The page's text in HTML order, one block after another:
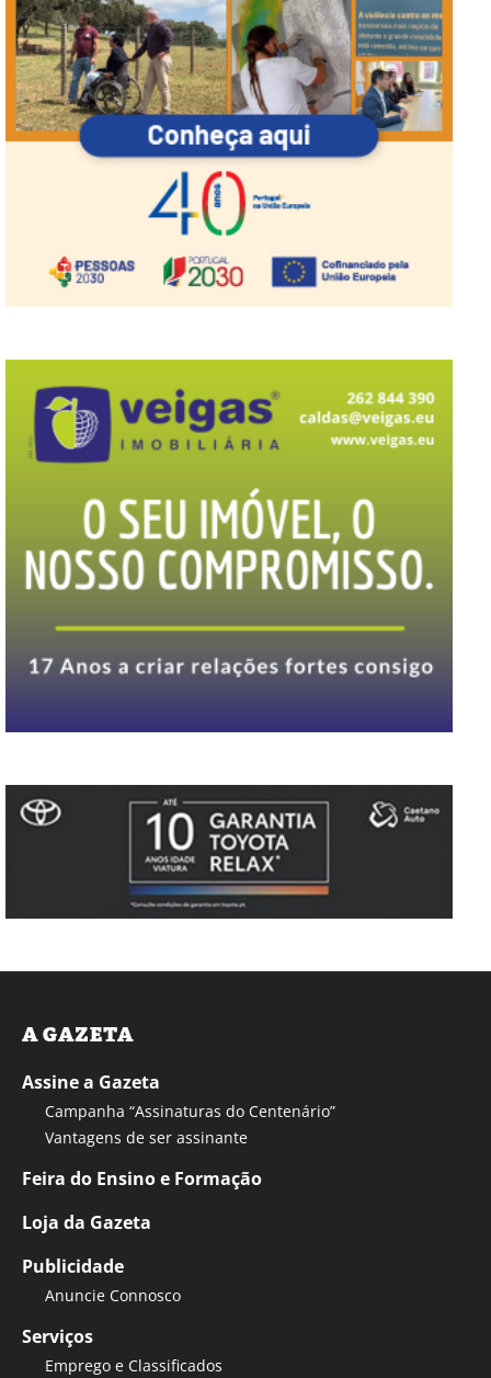
A GAZETA
Assine a Gazeta
Campanha “Assinaturas do Centenário”
Vantagens de ser assinante
Feira do Ensino e Formação
Loja da Gazeta
Publicidade
Anuncie Connosco
Serviços
Emprego e Classificados